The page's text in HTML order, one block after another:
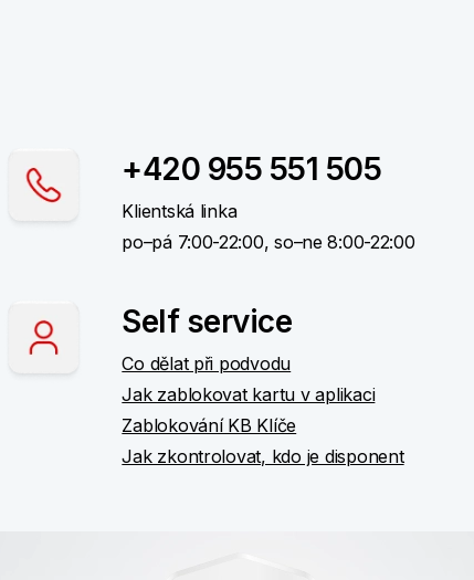
+420 955 551 505
Klientská linka
po–⁠pá 7:00-⁠22:00, so–⁠ne 8:00-⁠22:00
Self service
Co dělat při podvodu
Jak zablokovat kartu v aplikaci
Zablokování KB Klíče
Jak zkontrolovat, kdo je disponent